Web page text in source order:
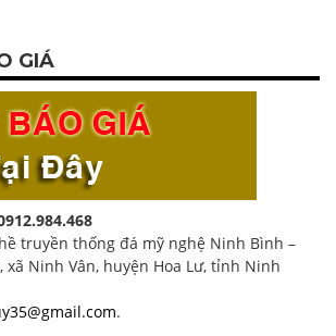
GIÁ
truyền thống đá mỹ nghệ Ninh Bình –
xã Ninh Vân, huyện Hoa Lư, tỉnh Ninh
.